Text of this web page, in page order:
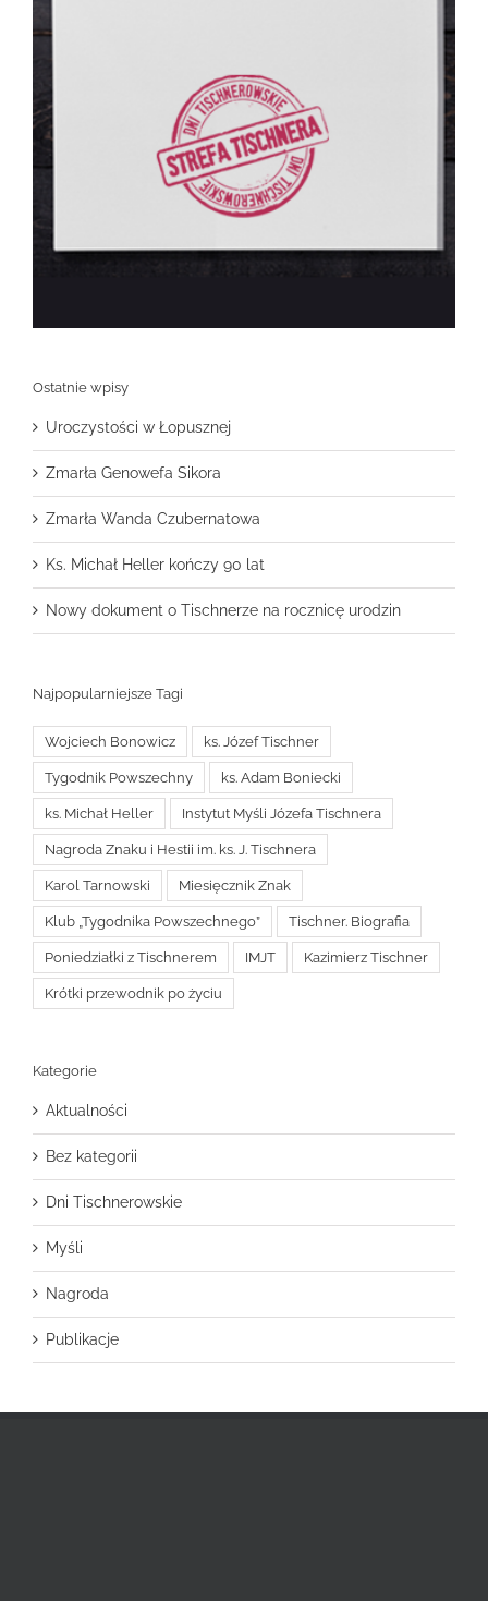
Ostatnie wpisy
Uroczystości w Łopusznej
Zmarła Genowefa Sikora
Zmarła Wanda Czubernatowa
Ks. Michał Heller kończy 90 lat
Nowy dokument o Tischnerze na rocznicę urodzin
Najpopularniejsze Tagi
Wojciech Bonowicz ks. Józef Tischner
Tygodnik Powszechny ks. Adam Boniecki
ks. Michał Heller Instytut Myśli Józefa Tischnera
Nagroda Znaku i Hestii im. ks. J. Tischnera
Karol Tarnowski Miesięcznik Znak
Klub „Tygodnika Powszechnego” Tischner. Biografia
Poniedziałki z Tischnerem IMJT Kazimierz Tischner
Krótki przewodnik po życiu
Kategorie
Aktualności
Bez kategorii
Dni Tischnerowskie
Myśli
Nagroda
Publikacje